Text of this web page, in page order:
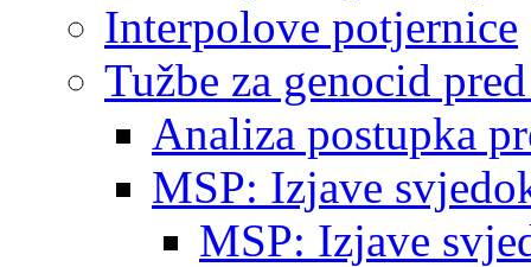
Interpolove potjernice
Tužbe za genocid
Analiza postupka
MSP: Izjave
MSP: Izjave